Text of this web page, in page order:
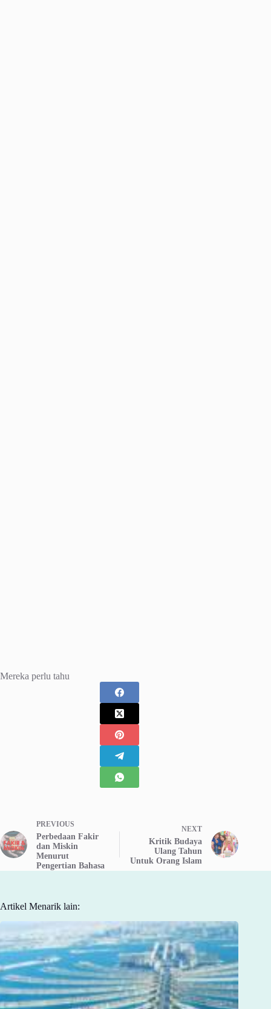
Mereka perlu tahu
PREVIOUS
Perbedaan Fakir
dan Miskin
Menurut
Pengertian Bahasa
NEXT
Kritik Budaya
Ulang Tahun
Untuk Orang Islam
Artikel Menarik lain: